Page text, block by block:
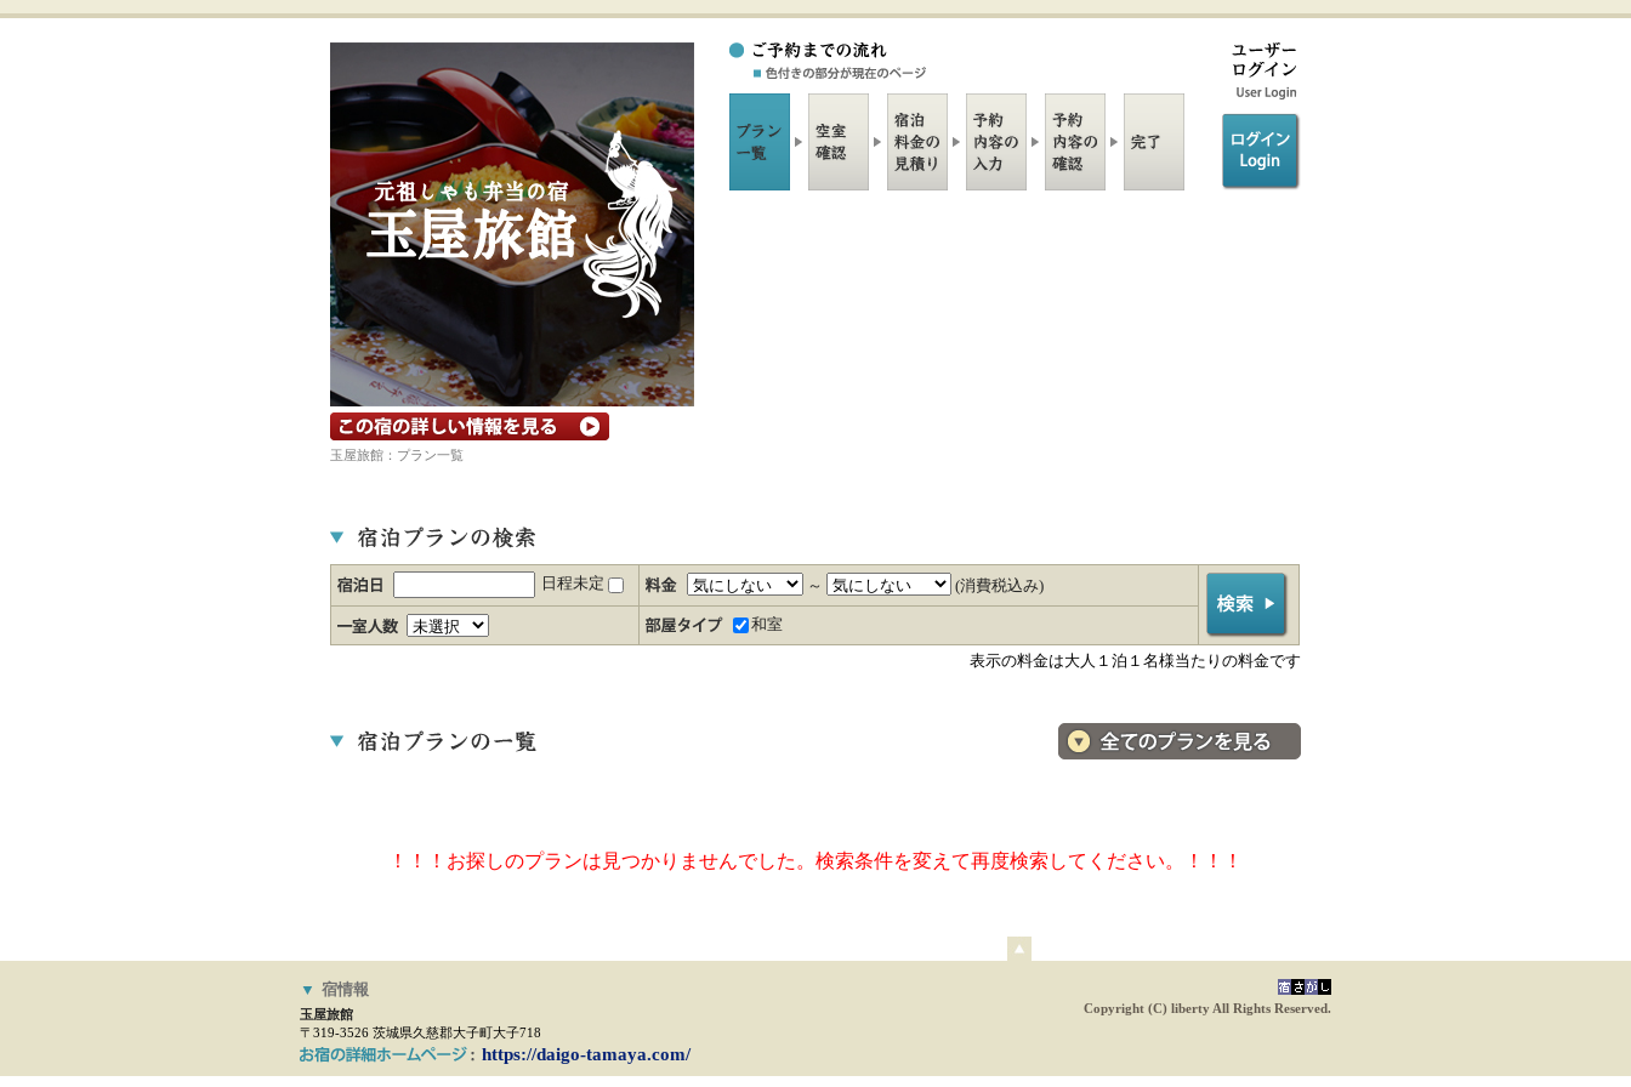
宿の詳細ホームページを見る
玉屋旅館：プラン一覧
日程未定 ～ (消費税込み)
和室
表示の料金は大人１泊１名様当たりの料金です
料金・宿泊プラン一覧へ
！！！お探しのプランは見つかりませんでした。検索条件を変えて再度検索してください。！！！
ペ
▼ 宿情報
玉屋旅館
〒319-3526 茨城県久慈郡大子町大子718
https://daigo-tamaya.com/
Copyright (C) liberty All Rights Reserved.